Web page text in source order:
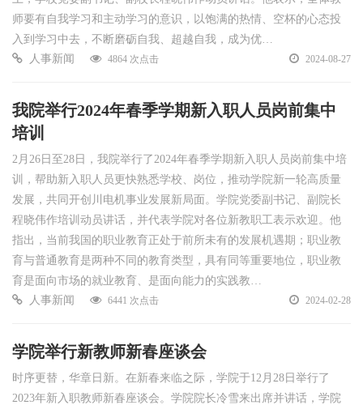
师要有自我学习和主动学习的意识，以饱满的热情、空杯的心态投
入到学习中去，不断磨砺自我、超越自我，成为优…
人事新闻
4864 次点击 2024-08-27
我院举行2024年春季学期新入职人员岗前集中
培训
2月26日至28日，我院举行了2024年春季学期新入职人员岗前集中培
训，帮助新入职人员更快熟悉学校、岗位，推动学院新一轮高质量
发展，共同开创川电机事业发展新局面。学院党委副书记、副院长
程晓伟作培训动员讲话，并代表学院对各位新教职工表示欢迎。他
指出，当前我国的职业教育正处于前所未有的发展机遇期；职业教
育与普通教育是两种不同的教育类型，具有同等重要地位，职业教
育是面向市场的就业教育、是面向能力的实践教…
人事新闻
6441 次点击 2024-02-28
学院举行新教师新春座谈会
时序更替，华章日新。在新春来临之际，学院于12月28日举行了
2023年新入职教师新春座谈会。学院院长冷雪来出席并讲话，学院